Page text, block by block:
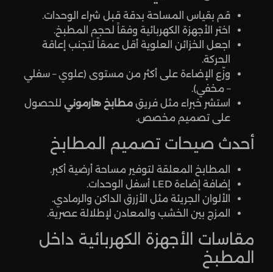
قم بقياس المساحة بدقة قبل شراء الوحدات.
اختر الأجهزة الكهربائية وفقاً لحجم المطبخ.
اجعل الخزائن العلوية أقل عمقاً لتجنب إعاقة
الحركة.
وزّع الإضاءة على أكثر من مستوى (علوي – سفلي
– مخفي).
استشر خبراء مثل فريق مطابخ هارموني للحصول
على تصميم مخصص.
أحدث صيحات تصميم المطابخ
المطابخ المعلقة لتوفير مساحة أرضية أكبر.
إضافة إضاءة LED أسفل الوحدات.
الألوان الجريئة مثل الأزرق الداكن والرمادي.
المزج بين الخشب والمعادن لإطلالة عصرية.
مقاسات الأجهزة الكهربائية داخل
المطبخ